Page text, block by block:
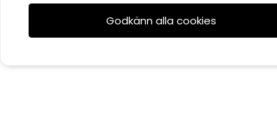
Godkänn alla cookies